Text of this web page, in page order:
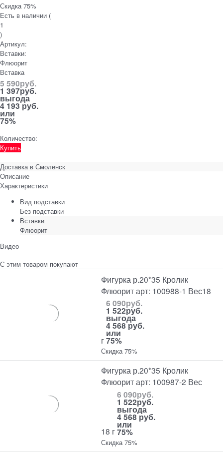
Скидка 75%
Есть в наличии (
1
)
Артикул:
Вставки:
Флюорит
Вставка
5 590руб.
1 397руб.
выгода
4 193 руб.
или
75%
Количество:
Купить
Доставка в Смоленск
Описание
Характеристики
Вид подставки
Без подставки
Вставки
Флюорит
Видео
С этим товаром покупают
Фигурка р.20*35 Кролик
Флюорит арт: 100988-1 Вес18
г
6 090руб.
1 522руб.
выгода
4 568 руб.
или
75%
Скидка 75%
Фигурка р.20*35 Кролик
Флюорит арт: 100987-2 Вес
18 г
6 090руб.
1 522руб.
выгода
4 568 руб.
или
75%
Скидка 75%